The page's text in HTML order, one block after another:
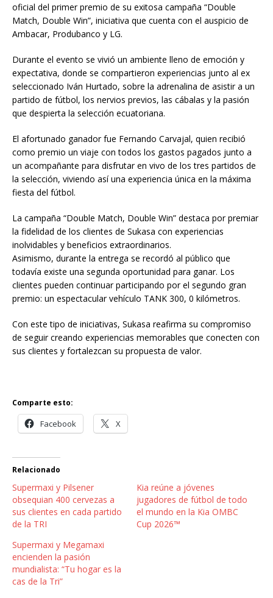
oficial del primer premio de su exitosa campaña “Double
Match, Double Win”, iniciativa que cuenta con el auspicio de
Ambacar, Produbanco y LG.
Durante el evento se vivió un ambiente lleno de emoción y
expectativa, donde se compartieron experiencias junto al ex
seleccionado Iván Hurtado, sobre la adrenalina de asistir a un
partido de fútbol, los nervios previos, las cábalas y la pasión
que despierta la selección ecuatoriana.
El afortunado ganador fue Fernando Carvajal, quien recibió
como premio un viaje con todos los gastos pagados junto a
un acompañante para disfrutar en vivo de los tres partidos de
la selección, viviendo así una experiencia única en la máxima
fiesta del fútbol.
La campaña “Double Match, Double Win” destaca por premiar
la fidelidad de los clientes de Sukasa con experiencias
inolvidables y beneficios extraordinarios.
Asimismo, durante la entrega se recordó al público que
todavía existe una segunda oportunidad para ganar. Los
clientes pueden continuar participando por el segundo gran
premio: un espectacular vehículo TANK 300, 0 kilómetros.
Con este tipo de iniciativas, Sukasa reafirma su compromiso
de seguir creando experiencias memorables que conecten con
sus clientes y fortalezcan su propuesta de valor.
Comparte esto:
Facebook X
Relacionado
Supermaxi y Pilsener
obsequian 400 cervezas a
sus clientes en cada partido
de la TRI
Kia reúne a jóvenes
jugadores de fútbol de todo
el mundo en la Kia OMBC
Cup 2026™
Supermaxi y Megamaxi
encienden la pasión
mundialista: “Tu hogar es la
cas de la Tri”